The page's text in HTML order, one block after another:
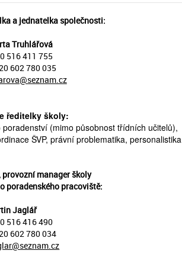
a jednatelka společnosti:
Truhlářová
516 411 755
602 780 035
ředitelky školy:
(mimo působnost třídních učitelů),
ŠVP, právní problematika, personalistika
manager školy
poradenského pracoviště:
Jaglář
516 416 490
602 780 034